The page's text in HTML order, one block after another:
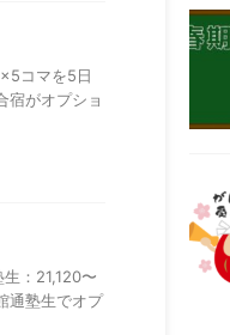
コマを5日
宿がオプショ
：21,120〜
通塾生でオプ